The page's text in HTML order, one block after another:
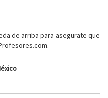
de arriba para asegurate que